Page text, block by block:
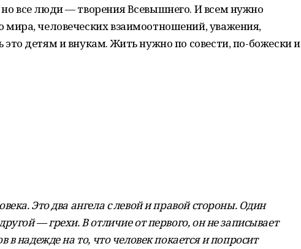
все люди — творения Всевышнего. И всем нужно
мира, человеческих взаимоотношений, уважения,
это детям и внукам. Жить нужно по совести, по-божески и
Это два ангела с левой и правой стороны. Один
— грехи. В отличие от первого, он не записывает
в надежде на то, что человек покается и попросит